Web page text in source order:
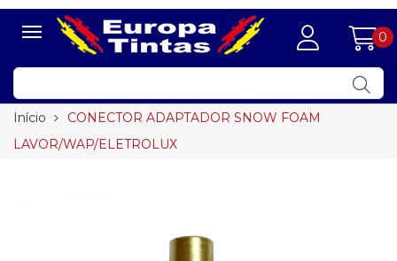
0
Início
CONECTOR ADAPTADOR SNOW FOAM
LAVOR/WAP/ELETROLUX